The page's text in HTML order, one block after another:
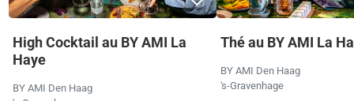
High Cocktail au BY AMI La
Haye
BY AMI Den Haag
Thé au BY AMI La
BY AMI Den Haag
's-Gravenhage